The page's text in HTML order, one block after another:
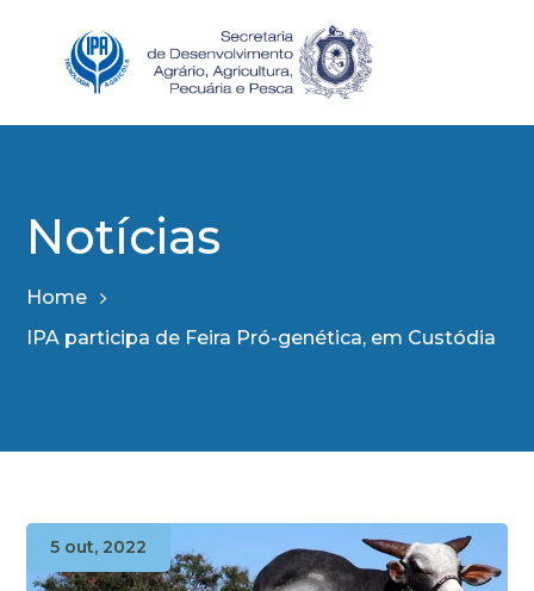
Notícias
Home
IPA participa de Feira Pró-genética, em Custódia
5 out, 2022